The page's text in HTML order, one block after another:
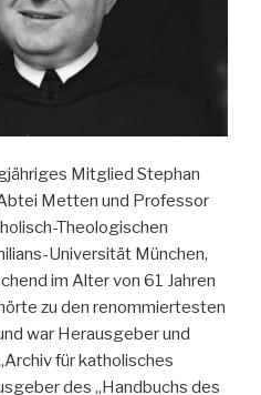
Mitglied Stephan
Metten und Professor
Theologischen
Universität München,
im Alter von 61 Jahren
zu den renommiertesten
war Herausgeber und
für katholisches
des „Handbuchs des